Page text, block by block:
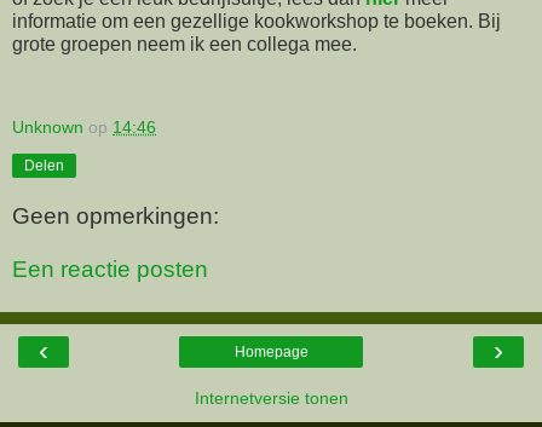
informatie om een gezellige kookworkshop te boeken. Bij
grote groepen neem ik een collega mee.
Unknown op 14:46
Delen
Geen opmerkingen:
Een reactie posten
‹ ›
Homepage
Internetversie tonen